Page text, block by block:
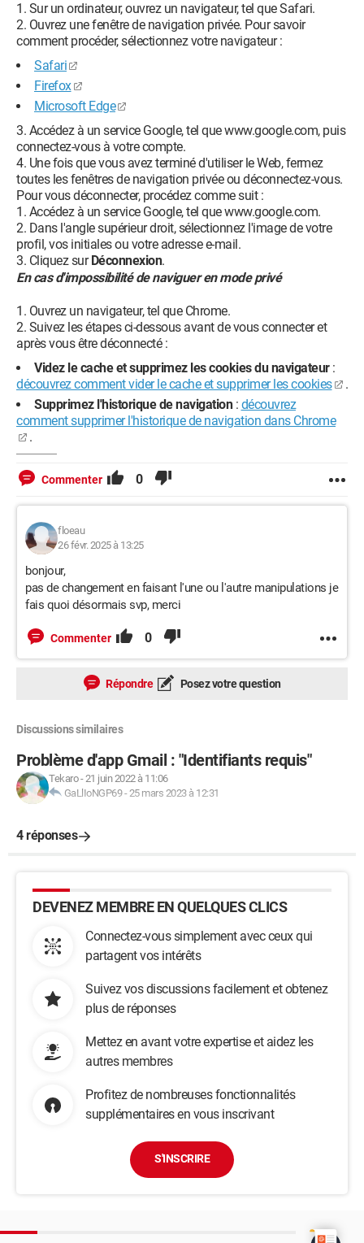
Sur un ordinateur, ouvrez un navigateur, tel que Safari.
Ouvrez une fenêtre de navigation privée. Pour savoir
comment procéder, sélectionnez votre navigateur :
Safari
Firefox
Microsoft Edge
Accédez à un service Google, tel que www.google.com, puis
connectez-vous à votre compte.
Une fois que vous avez terminé d'utiliser le Web, fermez
toutes les fenêtres de navigation privée ou déconnectez-vous.
Pour vous déconnecter, procédez comme suit :
Accédez à un service Google, tel que www.google.com.
Dans l'angle supérieur droit, sélectionnez l'image de votre
profil, vos initiales ou votre adresse e-mail.
Cliquez surDéconnexion.
En cas d'impossibilité de naviguer en mode privé
Ouvrez un navigateur, tel que Chrome.
Suivez les étapes ci-dessous avant de vous connecter et
après vous être déconnecté :
Videz le cache et supprimez les cookies du navigateur:
découvrez comment vider le cache et supprimer les cookies
.
Supprimez l'historique de navigation: découvrez
comment supprimer l'historique de navigation dans Chrome
.
Commenter 0
floeau
26 févr. 2025 à 13:25
bonjour,
pas de changement en faisant l'une ou l'autre manipulations je
fais quoi désormais svp, merci
Commenter 0
Répondre Posez votre question
Discussions similaires
Problème d'app Gmail : "Identifiants requis"
Tekaro-21 juin 2022 à 11:06
GaLlIoNGP69-25 mars 2023 à 12:31
4 réponses
DEVENEZ MEMBRE EN QUELQUES CLICS
Connectez-vous simplement avec ceux qui
partagent vos intérêts
Suivez vos discussions facilement et obtenez
plus de réponses
Mettez en avant votre expertise et aidez les
autres membres
Profitez de nombreuses fonctionnalités
supplémentaires en vous inscrivant
S'INSCRIRE